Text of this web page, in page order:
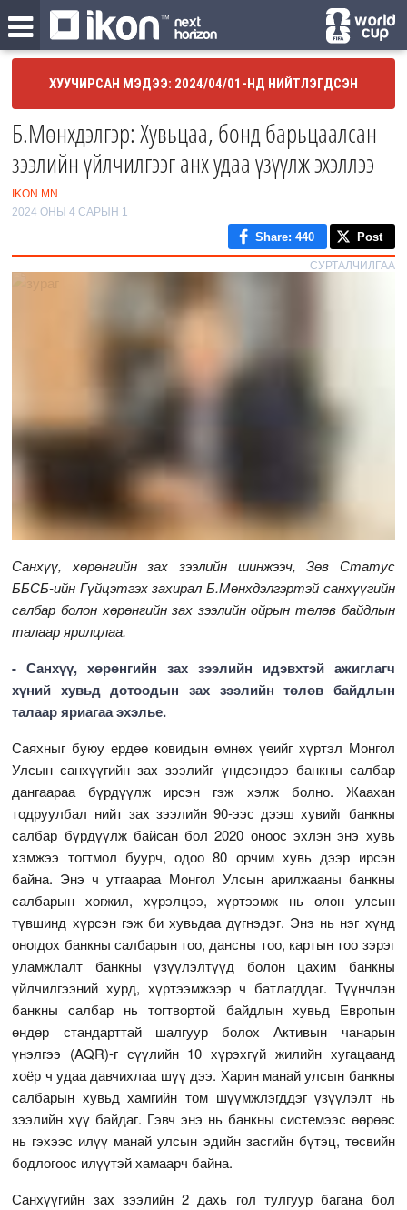
ХУУЧИРСАН МЭДЭЭ: 2024/04/01-НД НИЙТЛЭГДСЭН
Б.Мөнхдэлгэр: Хувьцаа, бонд барьцаалсан
зээлийн үйлчилгээг анх удаа үзүүлж эхэллээ
IKON.MN
2024 ОНЫ 4 САРЫН 1
Share: 440 Post
СУРТАЛЧИЛГАА
Санхүү, хөрөнгийн зах зээлийн шинжээч, Зөв Статус
ББСБ-ийн Гүйцэтгэх захирал Б.Мөнхдэлгэртэй санхүүгийн
салбар болон хөрөнгийн зах зээлийн ойрын төлөв байдлын
талаар ярилцлаа.
- Санхүү, хөрөнгийн зах зээлийн идэвхтэй ажиглагч
хүний хувьд дотоодын зах зээлийн төлөв байдлын
талаар яриагаа эхэлье.
Саяхныг буюу ердөө ковидын өмнөх үеийг хүртэл Монгол
Улсын санхүүгийн зах зээлийг үндсэндээ банкны салбар
дангаараа бүрдүүлж ирсэн гэж хэлж болно. Жаахан
тодруулбал нийт зах зээлийн 90-ээс дээш хувийг банкны
салбар бүрдүүлж байсан бол 2020 оноос эхлэн энэ хувь
хэмжээ тогтмол буурч, одоо 80 орчим хувь дээр ирсэн
байна. Энэ ч утгаараа Монгол Улсын арилжааны банкны
салбарын хөгжил, хүрэлцээ, хүртээмж нь олон улсын
түвшинд хүрсэн гэж би хувьдаа дүгнэдэг. Энэ нь нэг хүнд
оногдох банкны салбарын тоо, дансны тоо, картын тоо зэрэг
уламжлалт банкны үзүүлэлтүүд болон цахим банкны
үйлчилгээний хурд, хүртээмжээр ч батлагддаг. Түүнчлэн
банкны салбар нь тогтвортой байдлын хувьд Европын
өндөр стандарттай шалгуур болох Активын чанарын
үнэлгээ (AQR)-г сүүлийн 10 хүрэхгүй жилийн хугацаанд
хоёр ч удаа давчихлаа шүү дээ. Харин манай улсын банкны
салбарын хувьд хамгийн том шүүмжлэгддэг үзүүлэлт нь
зээлийн хүү байдаг. Гэвч энэ нь банкны системээс өөрөөс
нь гэхээс илүү манай улсын эдийн засгийн бүтэц, төсвийн
бодлогоос илүүтэй хамаарч байна.
Санхүүгийн зах зээлийн 2 дахь гол тулгуур багана бол